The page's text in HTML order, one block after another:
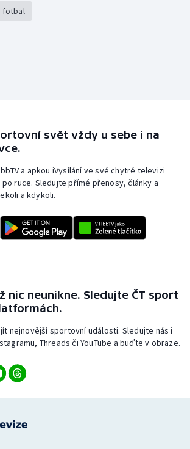
fotbal
svět vždy u sebe i na
a apkou iVysílání ve své chytré televizi
ruce. Sledujte přímé přenosy, články a
a kdykoli.
nic neunikne. Sledujte ČT sport
nejnovější sportovní události. Sledujte nás i
Threads či YouTube a buďte v obraze.